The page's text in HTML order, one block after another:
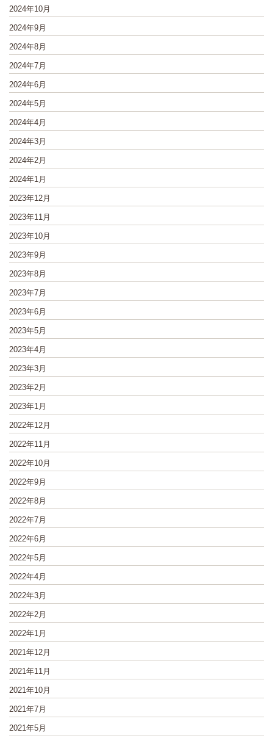
2024年10月
2024年9月
2024年8月
2024年7月
2024年6月
2024年5月
2024年4月
2024年3月
2024年2月
2024年1月
2023年12月
2023年11月
2023年10月
2023年9月
2023年8月
2023年7月
2023年6月
2023年5月
2023年4月
2023年3月
2023年2月
2023年1月
2022年12月
2022年11月
2022年10月
2022年9月
2022年8月
2022年7月
2022年6月
2022年5月
2022年4月
2022年3月
2022年2月
2022年1月
2021年12月
2021年11月
2021年10月
2021年7月
2021年5月